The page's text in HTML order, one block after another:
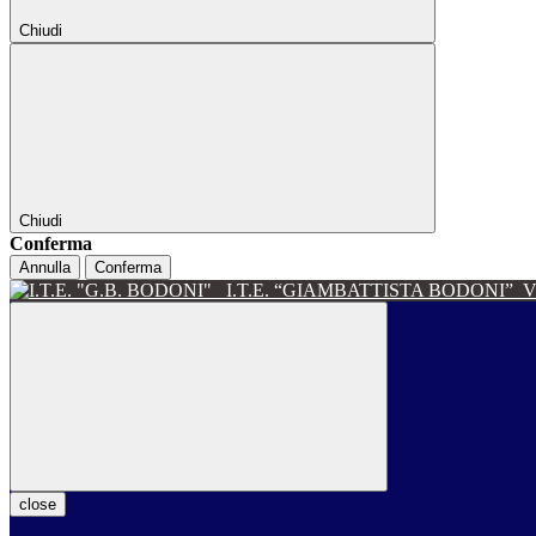
Chiudi
Chiudi
Conferma
Annulla Conferma
I.T.E. “GIAMBATTISTA BODONI”
close